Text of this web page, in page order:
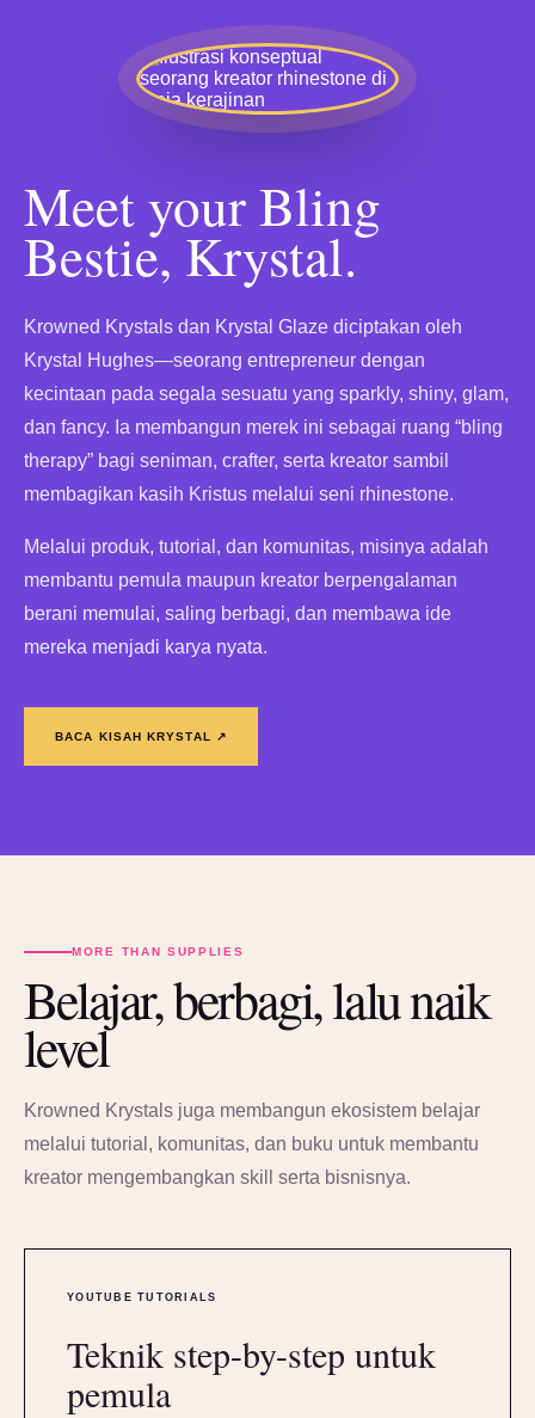
Meet your Bling
Bestie, Krystal.
Krowned Krystals dan Krystal Glaze diciptakan oleh
Krystal Hughes—seorang entrepreneur dengan
kecintaan pada segala sesuatu yang sparkly, shiny, glam,
dan fancy. Ia membangun merek ini sebagai ruang “bling
therapy” bagi seniman, crafter, serta kreator sambil
membagikan kasih Kristus melalui seni rhinestone.
Melalui produk, tutorial, dan komunitas, misinya adalah
membantu pemula maupun kreator berpengalaman
berani memulai, saling berbagi, dan membawa ide
mereka menjadi karya nyata.
BACA KISAH KRYSTAL ↗
MORE THAN SUPPLIES
Belajar, berbagi, lalu naik
level
Krowned Krystals juga membangun ekosistem belajar
melalui tutorial, komunitas, dan buku untuk membantu
kreator mengembangkan skill serta bisnisnya.
YOUTUBE TUTORIALS
Teknik step-by-step untuk
pemula